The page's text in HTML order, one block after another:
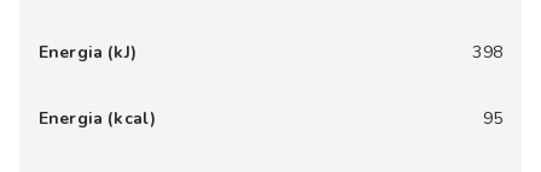
Energia (kJ) 398
Energia (kcal) 95